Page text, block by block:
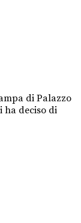
di Palazzo
ha deciso di